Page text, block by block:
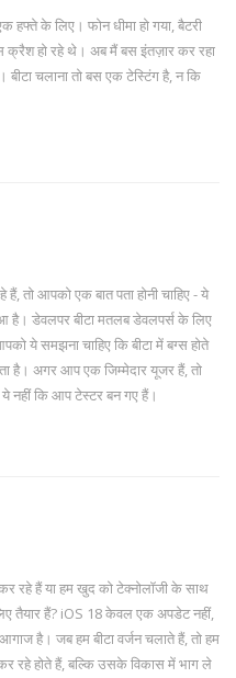
हफ्ते के लिए। फोन धीमा हो गया, बैटरी
क्रैश हो रहे थे। अब मैं बस इंतज़ार कर रहा
चलाना तो बस एक टेस्टिंग है, न कि
तो आपको एक बात पता होनी चाहिए - ये
है। डेवलपर बीटा मतलब डेवलपर्स के लिए
ये समझना चाहिए कि बीटा में बग्स होते
है। अगर आप एक जिम्मेदार यूजर हैं, तो
नहीं कि आप टेस्टर बन गए हैं।
रहे हैं या हम खुद को टेक्नोलॉजी के साथ
तैयार हैं? iOS 18 केवल एक अपडेट नहीं,
है। जब हम बीटा वर्जन चलाते हैं, तो हम
रहे होते हैं, बल्कि उसके विकास में भाग ले